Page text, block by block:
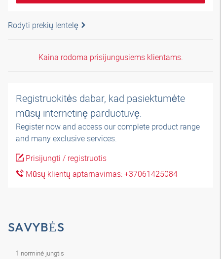
Rodyti prekių lentelę
Kaina rodoma prisijungusiems klientams.
Registruokitės dabar, kad pasiektumėte
mūsų internetinę parduotuvę.
Register now and access our complete product range
and many exclusive services.
Prisijungti / registruotis
Mūsų klientų aptarnavimas: +37061425084
SAVYBĖS
1 norminė jungtis